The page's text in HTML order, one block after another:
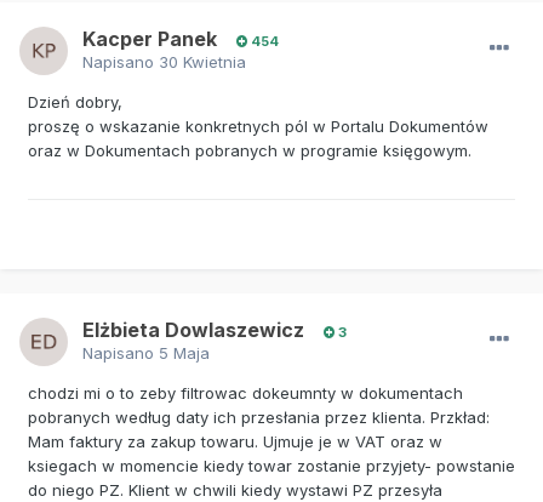
Kacper Panek 454
Napisano 30 Kwietnia
Dzień dobry,
proszę o wskazanie konkretnych pól w Portalu Dokumentów
oraz w Dokumentach pobranych w programie księgowym.
Elżbieta Dowlaszewicz 3
Napisano 5 Maja
chodzi mi o to zeby filtrowac dokeumnty w dokumentach
pobranych według daty ich przesłania przez klienta. Przkład:
Mam faktury za zakup towaru. Ujmuje je w VAT oraz w
ksiegach w momencie kiedy towar zostanie przyjety- powstanie
do niego PZ. Klient w chwili kiedy wystawi PZ przesyła